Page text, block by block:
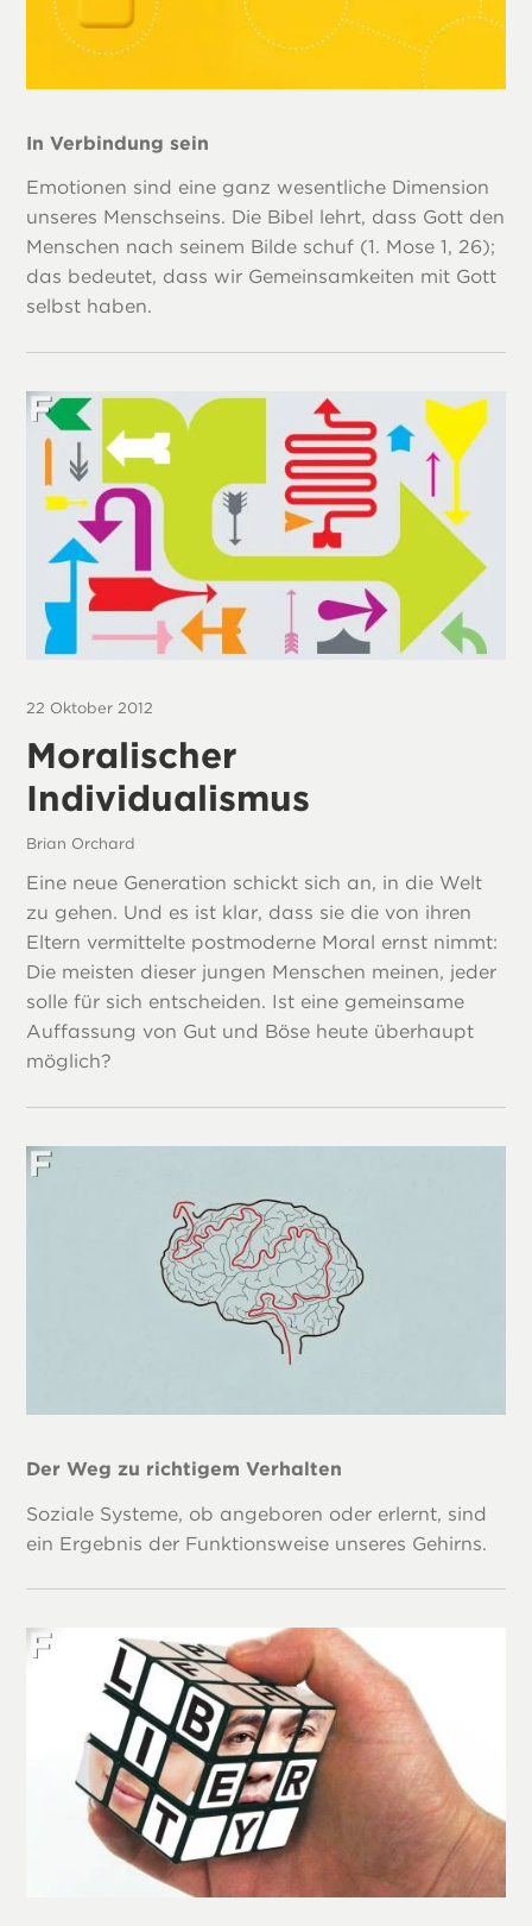
In Verbindung sein
Emotionen sind eine ganz wesentliche Dimension
unseres Menschseins. Die Bibel lehrt, dass Gott den
Menschen nach seinem Bilde schuf (1. Mose 1, 26);
das bedeutet, dass wir Gemeinsamkeiten mit Gott
selbst haben.
22 Oktober 2012
Moralischer
Individualismus
Brian Orchard
Eine neue Generation schickt sich an, in die Welt
zu gehen. Und es ist klar, dass sie die von ihren
Eltern vermittelte postmoderne Moral ernst nimmt:
Die meisten dieser jungen Menschen meinen, jeder
solle für sich entscheiden. Ist eine gemeinsame
Auffassung von Gut und Böse heute überhaupt
möglich?
Der Weg zu richtigem Verhalten
Soziale Systeme, ob angeboren oder erlernt, sind
ein Ergebnis der Funktionsweise unseres Gehirns.